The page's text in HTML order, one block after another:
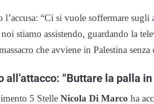
l’accusa: “Ci si vuole soffermare
stiamo assistendo, guardando la
che avviene in Palestina senza
all’attacco: “Buttare la palla
5 Stelle Nicola Di Marco ha